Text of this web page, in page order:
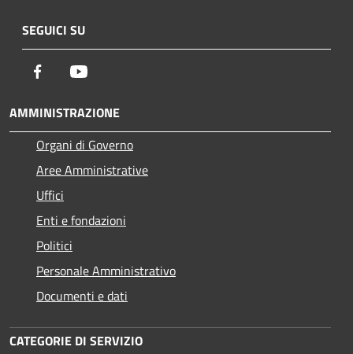
SEGUICI SU
Facebook
AMMINISTRAZIONE
Organi di Governo
Aree Amministrative
Uffici
Enti e fondazioni
Politici
Personale Amministrativo
Documenti e dati
CATEGORIE DI SERVIZIO